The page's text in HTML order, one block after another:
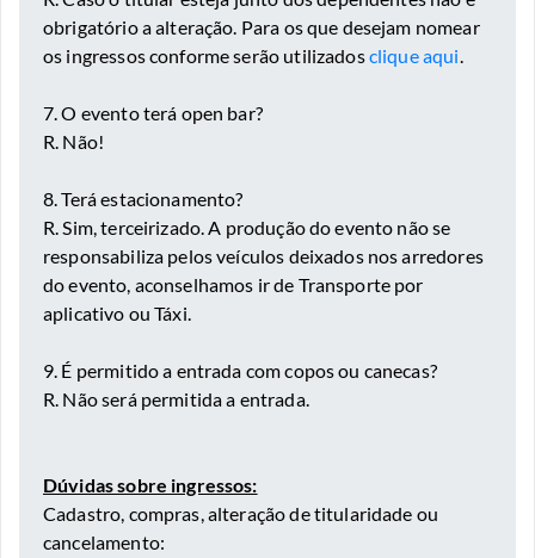
obrigatório a alteração. Para os que desejam nomear
os ingressos conforme serão utilizadosclique aqui.
7. O evento terá open bar?
R. Não!
8. Terá estacionamento?
R. Sim, terceirizado. A produção do evento não se
responsabiliza pelos veículos deixados nos arredores
do evento, aconselhamos ir de Transporte por
aplicativo ou Táxi.
9. É permitido a entrada com copos ou canecas?
R. Não será permitida a entrada.
Dúvidas sobre ingressos:
Cadastro, compras, alteração de titularidade ou
cancelamento: